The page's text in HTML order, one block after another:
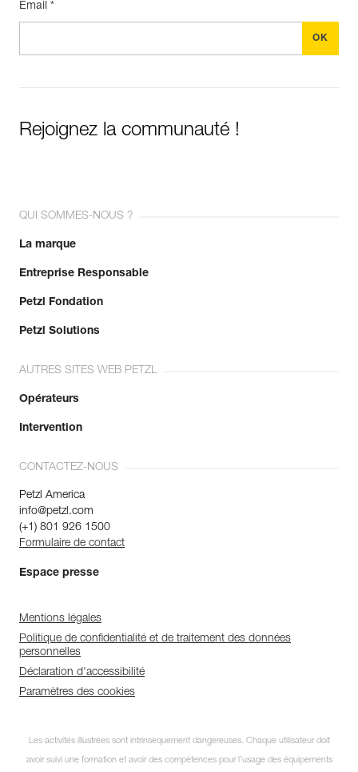
Email *
Rejoignez la communauté !
QUI SOMMES-NOUS ?
La marque
Entreprise Responsable
Petzl Fondation
Petzl Solutions
AUTRES SITES WEB PETZL
Opérateurs
Intervention
CONTACTEZ-NOUS
Petzl America
info@petzl.com
(+1) 801 926 1500
Formulaire de contact
Espace presse
Mentions légales
Politique de confidentialité et de traitement des données
personnelles
Déclaration d'accessibilité
Paramètres des cookies
Les activités illustrées sont intrinsèquement dangereuses. Chaque utilisateur doit
avoir suivi une formation et avoir des compétences pour l’usage des équipements